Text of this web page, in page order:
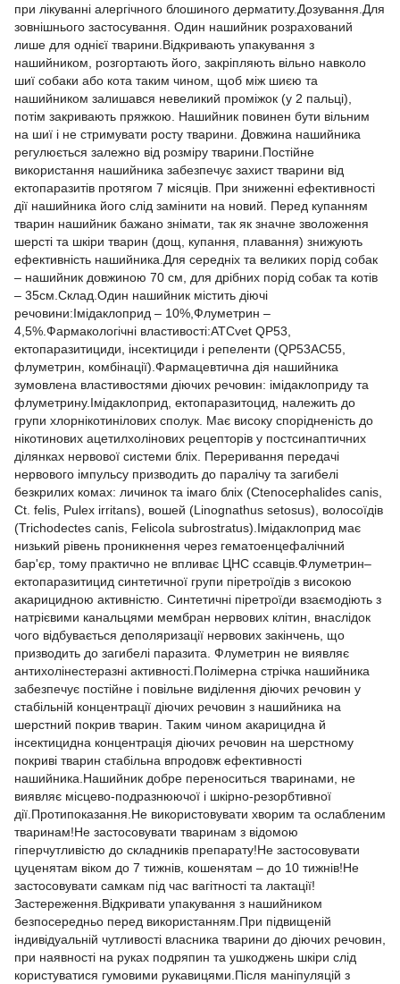
при лікуванні алергічного блошиного дерматиту.Дозування.Для
зовнішнього застосування. Один нашийник розрахований
лише для однієї тварини.Відкривають упакування з
нашийником, розгортають його, закріпляють вільно навколо
шиї собаки або кота таким чином, щоб між шиєю та
нашийником залишався невеликий проміжок (у 2 пальці),
потім закривають пряжкою. Нашийник повинен бути вільним
на шиї і не стримувати росту тварини. Довжина нашийника
регулюється залежно від розміру тварини.Постійне
використання нашийника забезпечує захист тварини від
ектопаразитів протягом 7 місяців. При зниженні ефективності
дії нашийника його слід замінити на новий. Перед купанням
тварин нашийник бажано знімати, так як значне зволоження
шерсті та шкіри тварин (дощ, купання, плавання) знижують
ефективність нашийника.Для середніх та великих порід собак
– нашийник довжиною 70 см, для дрібних порід собак та котів
– 35см.Склад.Один нашийник містить діючі
речовини:Імідаклоприд – 10%,Флуметрин –
4,5%.Фармакологічні властивості:ATCvet QP53,
ектопаразитициди, інсектициди і репеленти (QP53AC55,
флуметрин, комбінації).Фармацевтична дія нашийника
зумовлена властивостями діючих речовин: імідаклоприду та
флуметрину.Імідаклоприд, ектопаразитоцид, належить до
групи хлорнікотинілових сполук. Має високу спорідненість до
нікотинових ацетилхолінових рецепторів у постсинаптичних
ділянках нервової системи бліх. Переривання передачі
нервового імпульсу призводить до паралічу та загибелі
безкрилих комах: личинок та імаго бліх (Ctenocephalides canis,
Ct. felis, Pulex irritans), вошей (Linognathus setosus), волосоїдів
(Trichodectes canis, Felicola subrostratus).Імідаклоприд має
низький рівень проникнення через гематоенцефалічний
бар'єр, тому практично не впливає ЦНС ссавців.Флуметрин–
ектопаразитицид синтетичної групи піретроїдів з високою
акарицидною активністю. Синтетичні піретроїди взаємодіють з
натрієвими канальцями мембран нервових клітин, внаслідок
чого відбувається деполяризації нервових закінчень, що
призводить до загибелі паразита. Флуметрин не виявляє
антихолінестеразні активності.Полімерна стрічка нашийника
забезпечує постійне і повільне виділення діючих речовин у
стабільній концентрації діючих речовин з нашийника на
шерстний покрив тварин. Таким чином акарицидна й
інсектицидна концентрація діючих речовин на шерстному
покриві тварин стабільна впродовж ефективності
нашийника.Нашийник добре переноситься тваринами, не
виявляє місцево-подразнюючої і шкірно-резорбтивної
дії.Протипоказання.Не використовувати хворим та ослабленим
тваринам!Не застосовувати тваринам з відомою
гіперчутливістю до складників препарату!Не застосовувати
цуценятам віком до 7 тижнів, кошенятам – до 10 тижнів!Не
застосовувати самкам під час вагітності та лактації!
Застереження.Відкривати упакування з нашийником
безпосередньо перед використанням.При підвищеній
індивідуальній чутливості власника тварини до діючих речовин,
при наявності на руках подряпин та ушкоджень шкіри слід
користуватися гумовими рукавицями.Після маніпуляцій з